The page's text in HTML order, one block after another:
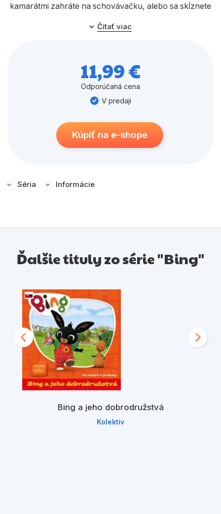
kamarátmi zahráte na schovávačku, alebo sa skĺznete
pritom výborne zabáva.
Čítať viac
11,99 €
Odporúčaná cena
V predaji
Kúpiť na e-shope
Séria Informácie
Ďalšie tituly zo série "Bing"
Bing a jeho dobrodružstvá
Kolektiv